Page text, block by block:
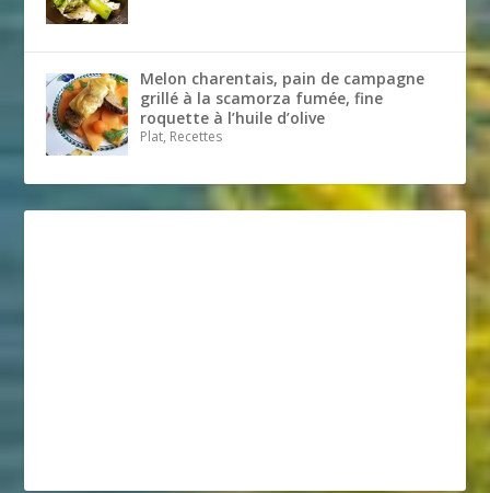
Melon charentais, pain de campagne
grillé à la scamorza fumée, fine
roquette à l’huile d’olive
Plat, Recettes